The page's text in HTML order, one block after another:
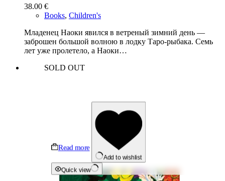
38.00 €
Books, Children's
Младенец Наоки явился в ветреный зимний день —
заброшен большой волною в лодку Таро-рыбака. Семь
лет уже пролетело, а Наоки…
SOLD OUT
Read more
Add to wishlist
Quick view